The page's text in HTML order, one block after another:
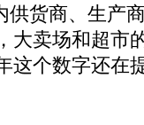
货商、生产
大卖场和超市
这个数字还在